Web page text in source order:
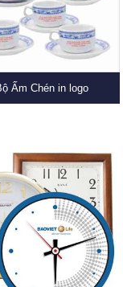
Ấm Chén in logo